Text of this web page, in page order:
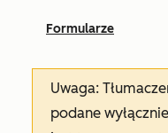
Formularze
Uwaga:
podane